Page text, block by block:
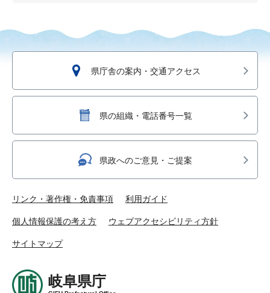
県庁舎の案内・交通アクセス
県の組織・電話番号一覧
県政へのご意見・ご提案
リンク・著作権・免責事項 利用ガイド
個人情報保護の考え方 ウェブアクセシビリティ方針
サイトマップ
岐阜県庁